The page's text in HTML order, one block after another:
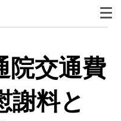
院交通費
謝料と